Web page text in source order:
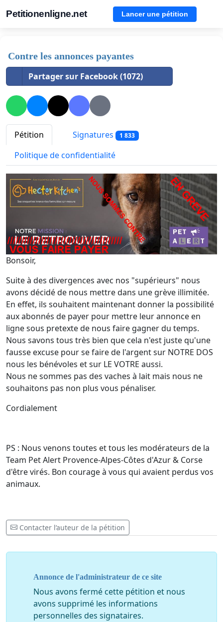
Petitionenligne.net Lancer une pétition
Contre les annonces payantes
Partager sur Facebook (1072)
Pétition Signatures 1 833
Politique de confidentialité
Bonsoir,
Suite à des divergences avec nos "supérieurs" nous
avons décidé de nous mettre dans une grève illimitée.
En effet, ils souhaitent maintenant donner la possibilité
aux abonnés de payer pour mettre leur annonce en
ligne sous pretexte de nous faire gagner du temps.
Nous savons tous très bien que cela n'est juste qu'une
fausse excuse pour se faire de l'argent sur NOTRE DOS
nous les bénévoles et sur LE VOTRE aussi.
Nous ne sommes pas des vaches à lait mais nous ne
souhaitons pas non plus vous pénaliser.
Cordialement
PS : Nous venons toutes et tous les modérateurs de la
Team Pet Alert Provence-Alpes-Côtes d'Azur & Corse
d'être virés. Bon courage à vous qui avaient perdus vos
animaux.
Contacter l’auteur de la pétition
Annonce de l'administrateur de ce site
Nous avons fermé cette pétition et nous
avons supprimé les informations
personnelles des signataires.